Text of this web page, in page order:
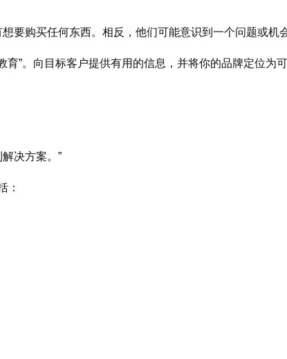
购买任何东西。相反，他们可能意识到一个问题或机
”。向目标客户提供有用的信息，并将你的品牌定位为可
决方案。”
：